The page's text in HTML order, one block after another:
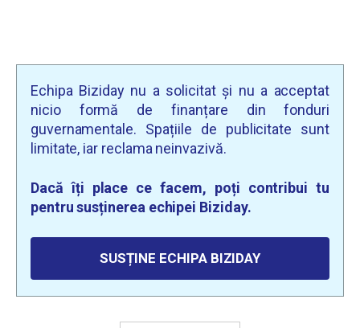
Echipa Biziday nu a solicitat și nu a acceptat
nicio formă de finanțare din fonduri
guvernamentale. Spațiile de publicitate sunt
limitate, iar reclama neinvazivă.
Dacă îți place ce facem, poți contribui tu
pentru susținerea echipei Biziday.
SUSȚINE ECHIPA BIZIDAY